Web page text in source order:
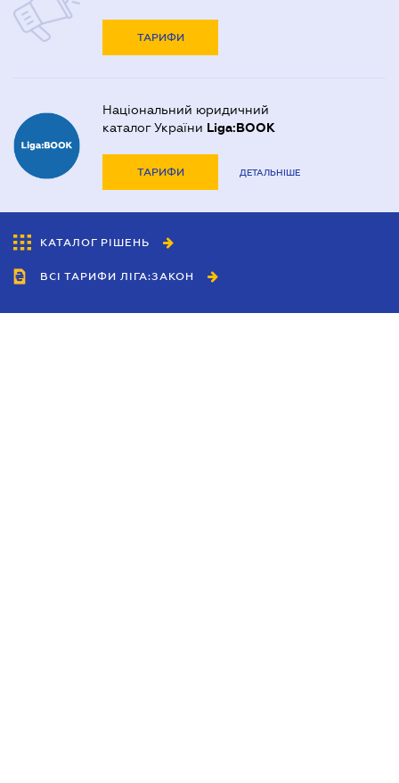
ТАРИФИ
Національний юридичний
каталог України Liga:BOOK
ТАРИФИ ДЕТАЛЬНІШЕ
КАТАЛОГ РІШЕНЬ
ВСІ ТАРИФИ ЛІГА:ЗАКОН